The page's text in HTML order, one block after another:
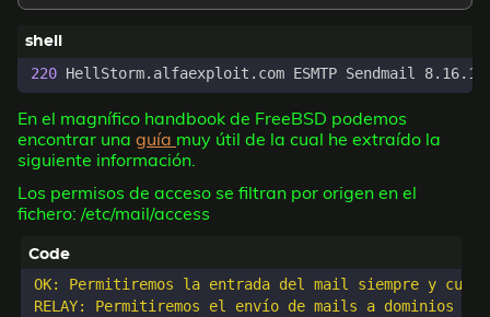
220 HellStorm.alfaexploit.com ESMTP Sendmail
En el magnífico handbook de FreeBSD podemos
encontrar una guía muy útil de la cual he extraído la
siguiente información.
Los permisos de acceso se filtran por origen en el
fichero: /etc/mail/access
OK: Permitiremos la entrada del mail siempre y
RELAY: Permitiremos el envío de mails a dominios